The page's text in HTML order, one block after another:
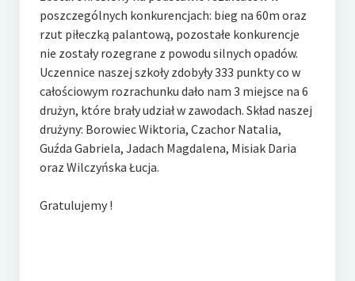
poszczególnych konkurencjach: bieg na 60m oraz
rzut piłeczką palantową, pozostałe konkurencje
nie zostały rozegrane z powodu silnych opadów.
Uczennice naszej szkoły zdobyły 333 punkty co w
całościowym rozrachunku dało nam 3 miejsce na 6
drużyn, które brały udział w zawodach. Skład naszej
drużyny: Borowiec Wiktoria, Czachor Natalia,
Guźda Gabriela, Jadach Magdalena, Misiak Daria
oraz Wilczyńska Łucja.
Gratulujemy !